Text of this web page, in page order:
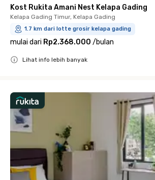
Kost Rukita Amani Nest Kelapa Gading
Kelapa Gading Timur, Kelapa Gading
1.7 km dari lotte grosir kelapa gading
mulai dari Rp2.368.000 /bulan
Lihat info lebih banyak